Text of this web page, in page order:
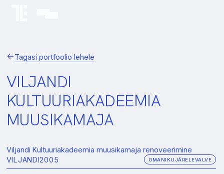
Tagasi portfoolio lehele
VILJANDI
KULTUURIAKADEEMIA
MUUSIKAMAJA
Viljandi Kultuuriakadeemia muusikamaja renoveerimine
VILJANDI2005 OMANIKUJÄRELEVALVE